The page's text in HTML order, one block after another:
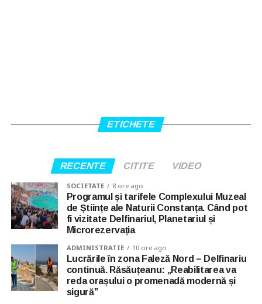
ETICHETE
RECENTE CITITE VIDEO
SOCIETATE 8 ore ago
Programul și tarifele Complexului Muzeal
de Științe ale Naturii Constanța. Când pot
fi vizitate Delfinariul, Planetariul și
Microrezervația
ADMINISTRATIE 10 ore ago
Lucrările în zona Faleză Nord – Delfinariu
continuă. Răsăuțeanu: „Reabilitarea va
reda orașului o promenadă modernă și
sigură”